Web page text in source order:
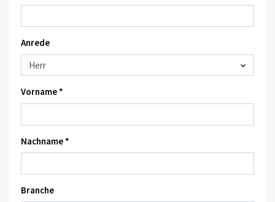
Anrede
Vorname *
Nachname *
Branche